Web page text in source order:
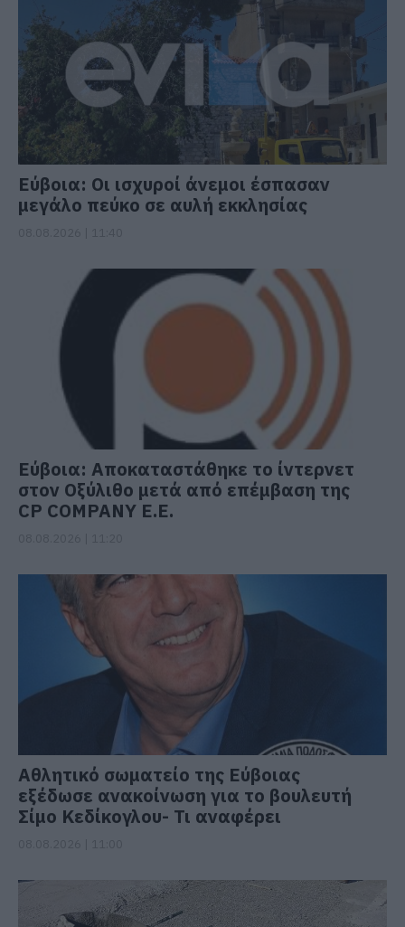
Εύβοια: Οι ισχυροί άνεμοι έσπασαν
μεγάλο πεύκο σε αυλή εκκλησίας
Εύβοια: Αποκαταστάθηκε το ίντερνετ
στον Οξύλιθο μετά από επέμβαση της
CP COMPANY Ε.Ε.
Αθλητικό σωματείο της Εύβοιας
εξέδωσε ανακοίνωση για το βουλευτή
Σίμο Κεδίκογλου- Τι αναφέρει